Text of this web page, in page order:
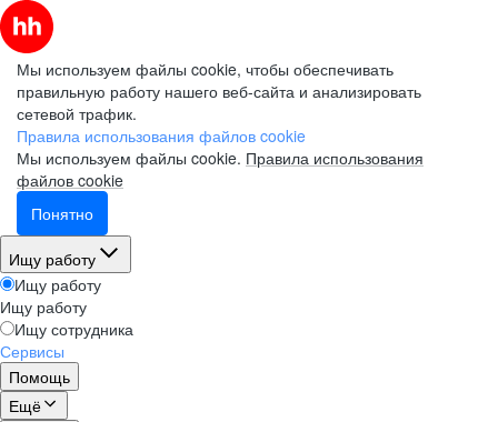
Мы используем файлы cookie, чтобы обеспечивать
правильную работу нашего веб-сайта и анализировать
сетевой трафик.
Правила использования файлов cookie
Мы используем файлы cookie. Правила использования
файлов cookie
Понятно
Ищу работу
Ищу работу
Ищу работу
Ищу сотрудника
Сервисы
Помощь
Ещё